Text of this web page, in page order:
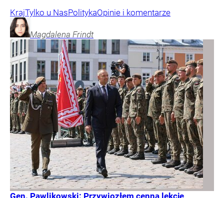
KrajTylko u NasPolitykaOpinie i komentarze
Magdalena Frindt